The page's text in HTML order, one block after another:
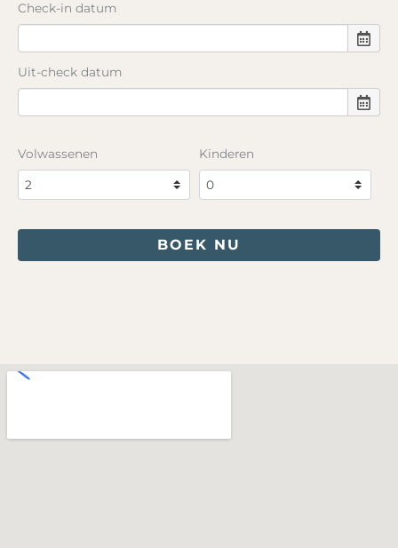
Check-in datum
Uit-check datum
Volwassenen Kinderen
BOEK NU